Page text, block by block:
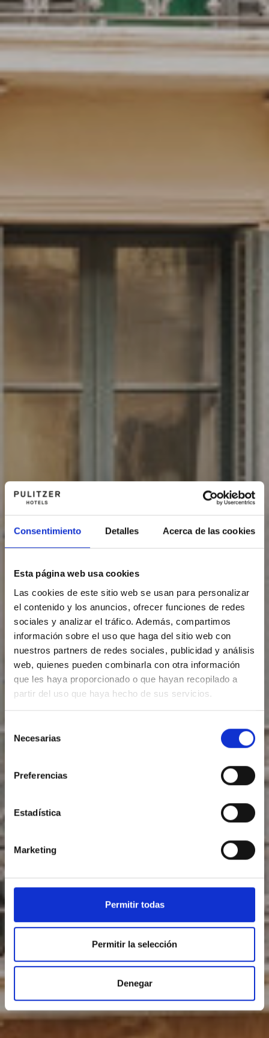
Consentimiento Detalles Acerca de las cookies
Esta página web usa cookies
Las cookies de este sitio web se usan para personalizar
el contenido y los anuncios, ofrecer funciones de redes
sociales y analizar el tráfico. Además, compartimos
información sobre el uso que haga del sitio web con
nuestros partners de redes sociales, publicidad y análisis
web, quienes pueden combinarla con otra información
que les haya proporcionado o que hayan recopilado a
partir del uso que haya hecho de sus servicios.
Selección
Necesarias
Preferencias
Estadística
Marketing
Permitir todas
Permitir la selección
Denegar